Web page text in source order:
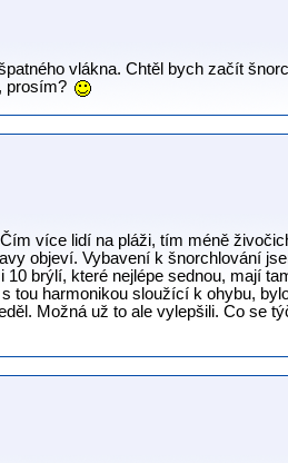
vlákna. Chtěl bych začít
prosím?
více lidí na pláži, tím méně
objeví. Vybavení k šnorchlování
brýlí, které nejlépe sednou, mají
tou harmonikou sloužící k ohybu,
Možná už to ale vylepšili. Co se